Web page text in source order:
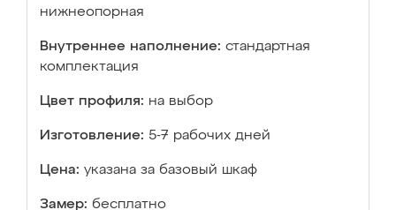
нижнеопорная
Внутреннее наполнение: стандартная
комплектация
Цвет профиля: на выбор
Изготовление: 5-7 рабочих дней
Цена: указана за базовый шкаф
Замер: бесплатно